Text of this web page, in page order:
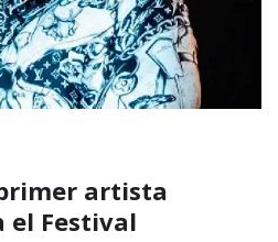
artista
el Festival